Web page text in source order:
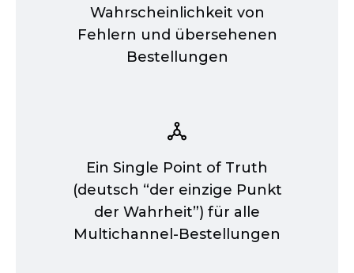
Wahrscheinlichkeit von
Fehlern und übersehenen
Bestellungen
Ein Single Point of Truth
(deutsch “der einzige Punkt
der Wahrheit”) für alle
Multichannel-Bestellungen